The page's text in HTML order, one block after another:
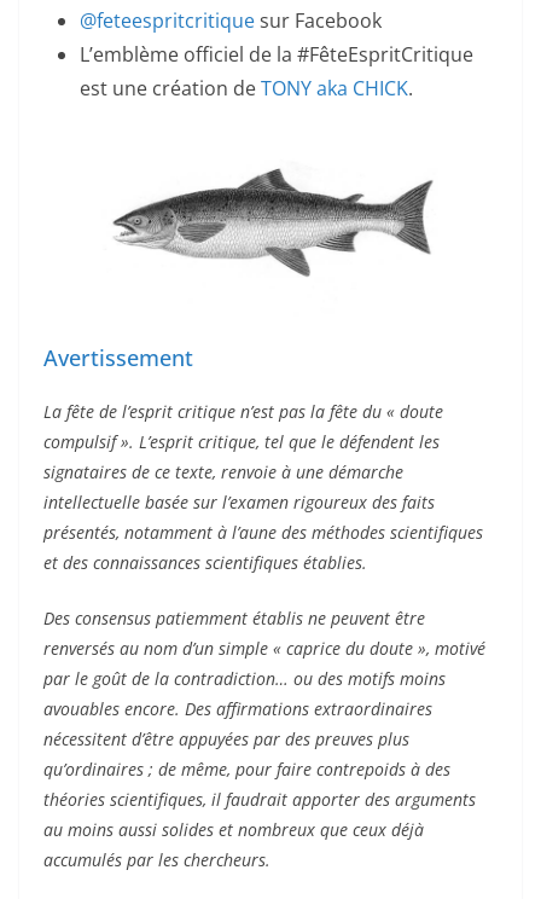
@feteespritcritiquesur Facebook
L’emblème officiel de la #FêteEspritCritique
est une création deTONY aka CHICK.
Avertissement
La fête de l’esprit critique n’est pas la fête du « doute
compulsif ». L’esprit critique, tel que le défendent les
signataires de ce texte, renvoie à une démarche
intellectuelle basée sur l’examen rigoureux des faits
présentés, notamment à l’aune des méthodes scientifiques
et des connaissances scientifiques établies.
Des consensus patiemment établis ne peuvent être
renversés au nom d’un simple « caprice du doute », motivé
par le goût de la contradiction… ou des motifs moins
avouables encore. Des affirmations extraordinaires
nécessitent d’être appuyées par des preuves plus
qu’ordinaires ; de même, pour faire contrepoids à des
théories scientifiques, il faudrait apporter des arguments
au moins aussi solides et nombreux que ceux déjà
accumulés par les chercheurs.